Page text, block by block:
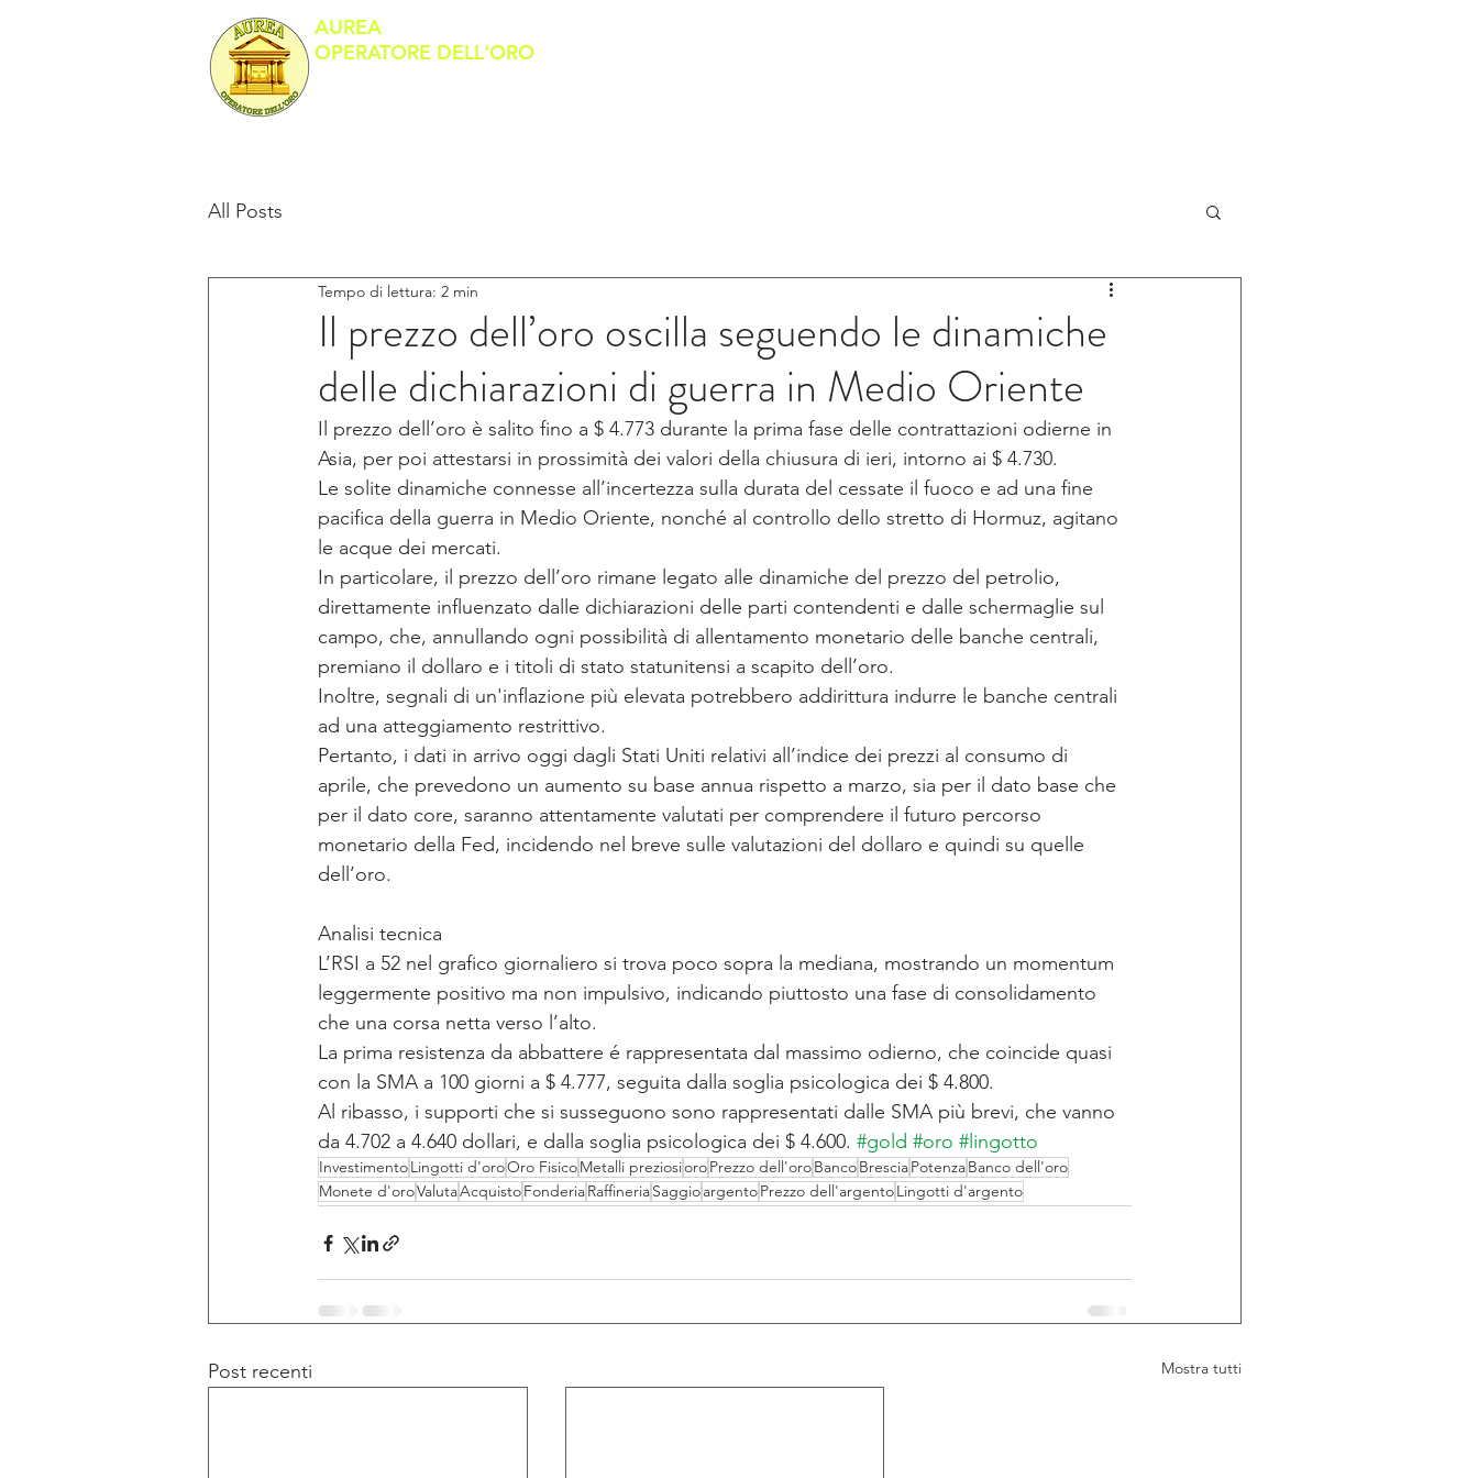
AUREA
OPERATORE DELL'ORO
All Posts
Il prezzo dell’oro oscilla seguendo le dinamiche
delle dichiarazioni di guerra in Medio Oriente
Tempo di lettura: 2 min
Il prezzo dell’oro è salito fino a $ 4.773 durante la prima fase delle contrattazioni odierne in
Asia, per poi attestarsi in prossimità dei valori della chiusura di ieri, intorno ai $ 4.730.
Le solite dinamiche connesse all’incertezza sulla durata del cessate il fuoco e ad una fine
pacifica della guerra in Medio Oriente, nonché al controllo dello stretto di Hormuz, agitano
le acque dei mercati.
In particolare, il prezzo dell’oro rimane legato alle dinamiche del prezzo del petrolio,
direttamente influenzato dalle dichiarazioni delle parti contendenti e dalle schermaglie sul
campo, che, annullando ogni possibilità di allentamento monetario delle banche centrali,
premiano il dollaro e i titoli di stato statunitensi a scapito dell’oro.
Inoltre, segnali di un'inflazione più elevata potrebbero addirittura indurre le banche centrali
ad una atteggiamento restrittivo.
Pertanto, i dati in arrivo oggi dagli Stati Uniti relativi all’indice dei prezzi al consumo di
aprile, che prevedono un aumento su base annua rispetto a marzo, sia per il dato base che
per il dato core, saranno attentamente valutati per comprendere il futuro percorso
monetario della Fed, incidendo nel breve sulle valutazioni del dollaro e quindi su quelle
dell’oro.
Analisi tecnica
L’RSI a 52 nel grafico giornaliero si trova poco sopra la mediana, mostrando un momentum
leggermente positivo ma non impulsivo, indicando piuttosto una fase di consolidamento
che una corsa netta verso l’alto.
La prima resistenza da abbattere é rappresentata dal massimo odierno, che coincide quasi
con la SMA a 100 giorni a $ 4.777, seguita dalla soglia psicologica dei $ 4.800.
Al ribasso, i supporti che si susseguono sono rappresentati dalle SMA più brevi, che vanno
da 4.702 a 4.640 dollari, e dalla soglia psicologica dei $ 4.600. #gold #oro #lingotto
InvestimentoLingotti d'oroOro FisicoMetalli preziosioroPrezzo dell'oroBancoBresciaPotenzaBanco dell'oro
Monete d'oroValutaAcquistoFonderiaRaffineriaSaggioargentoPrezzo dell'argentoLingotti d'argento
Post recenti Mostra tutti